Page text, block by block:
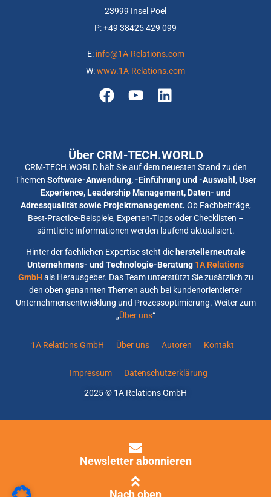
23999 Insel Poel
P: +49 38425 429 099
E: info@1A-Relations.com
W:www.1A-Relations.com
Über CRM-TECH.WORLD
CRM-TECH.WORLD hält Sie auf dem neuesten Stand zu den
Themen Software-Anwendung, -Einführung und -Auswahl, User
Experience, Leadership Management, Daten- und
Adressqualität sowie Projektmanagement. Ob Fachbeiträge,
Best-Practice-Beispiele, Experten-Tipps oder Checklisten –
sämtliche Informationen werden laufend aktualisiert.
Hinter der fachlichen Expertise steht die herstellerneutrale
Unternehmens- und Technologie-Beratung 1A Relations
GmbH als Herausgeber. Das Team unterstützt Sie zusätzlich zu
den oben genannten Themen auch bei kundenorientierter
Unternehmensentwicklung und Prozessoptimierung. Weiter zum
„Über uns“
1A Relations GmbH Über uns Autoren Kontakt
Impressum Datenschutzerklärung
2025 © 1A Relations GmbH
Newsletter abonnieren
Nach oben